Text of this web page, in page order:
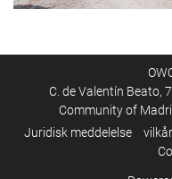
C. de Valentín Beato,
Community of
Juridisk meddelelse